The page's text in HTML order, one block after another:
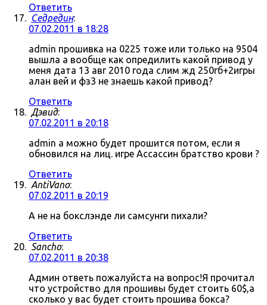
Ответить
Седредин:
07.02.2011 в 18:28
admin прошивка на 0225 тоже или только на 9504
вышла а вообще как опредилить какой привод у
меня дата 13 авг 2010 года слим жд 250гб+2игры
алан вей и фз3 не знаешь какой привод?
Ответить
Дэвид:
07.02.2011 в 20:18
admin а можно будет прошится потом, если я
обновился на лиц. игре Ассассин братство крови ?
Ответить
AntiVano:
07.02.2011 в 20:19
А не на бокслэнде ли самсунги пихали?
Ответить
Sancho:
07.02.2011 в 20:38
Админ ответь пожалуйста на вопрос!Я прочитал
что устройство для прошивы будет стоить 60$,а
сколько у вас будет стоить прошива бокса?